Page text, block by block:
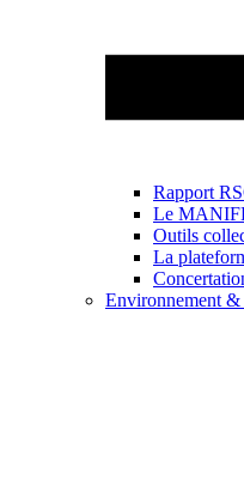
Rapport
Le
Outils
La
Environnement &